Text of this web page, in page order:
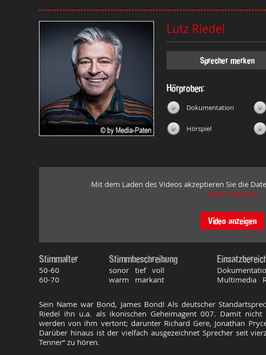
Lutz Riedel
Sprecher merken
Hörproben:
Dokumentation
Hörspiel
Mit dem Laden des Videos akzeptieren Sie die
Mehr erfahren
Video anzeigen
Stimmalter Stimmbeschreibung
50-60
60-70
sonor tief voll
warm markant
Multimedia
Sein Name war Bond, James Bond! Als deutscher
Riedel ihn u.a. als ikonischen Geheimagent 007. Damit nicht
werden von ihm vertont; darunter Richard Gere, Jonathan
Darüber hinaus ist der vielfach ausgezeichnet Sprecher seit
Tenner“ zu hören.